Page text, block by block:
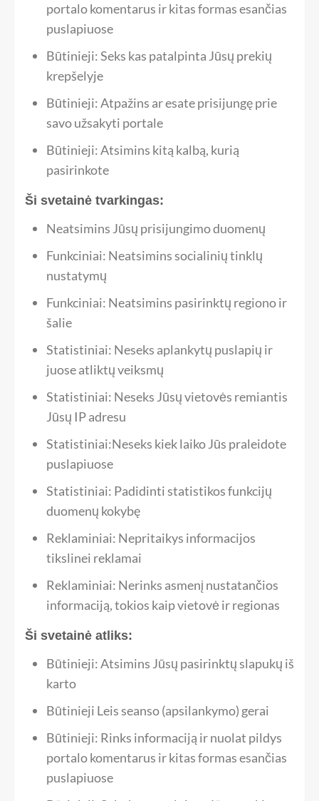
portalo komentarus ir kitas formas esančias
puslapiuose
Būtinieji: Seks kas patalpinta Jūsų prekių
krepšelyje
Būtinieji: Atpažins ar esate prisijungę prie
savo užsakyti portale
Būtinieji: Atsimins kitą kalbą, kurią
pasirinkote
Ši svetainė tvarkingas:
Neatsimins Jūsų prisijungimo duomenų
Funkciniai: Neatsimins socialinių tinklų
nustatymų
Funkciniai: Neatsimins pasirinktų regiono ir
šalie
Statistiniai: Neseks aplankytų puslapių ir
juose atliktų veiksmų
Statistiniai: Neseks Jūsų vietovės remiantis
Jūsų IP adresu
Statistiniai:Neseks kiek laiko Jūs praleidote
puslapiuose
Statistiniai: Padidinti statistikos funkcijų
duomenų kokybę
Reklaminiai: Nepritaikys informacijos
tikslinei reklamai
Reklaminiai: Nerinks asmenį nustatančios
informaciją, tokios kaip vietovė ir regionas
Ši svetainė atliks:
Būtinieji: Atsimins Jūsų pasirinktų slapukų iš
karto
Būtinieji Leis seanso (apsilankymo) gerai
Būtinieji: Rinks informaciją ir nuolat pildys
portalo komentarus ir kitas formas esančias
puslapiuose